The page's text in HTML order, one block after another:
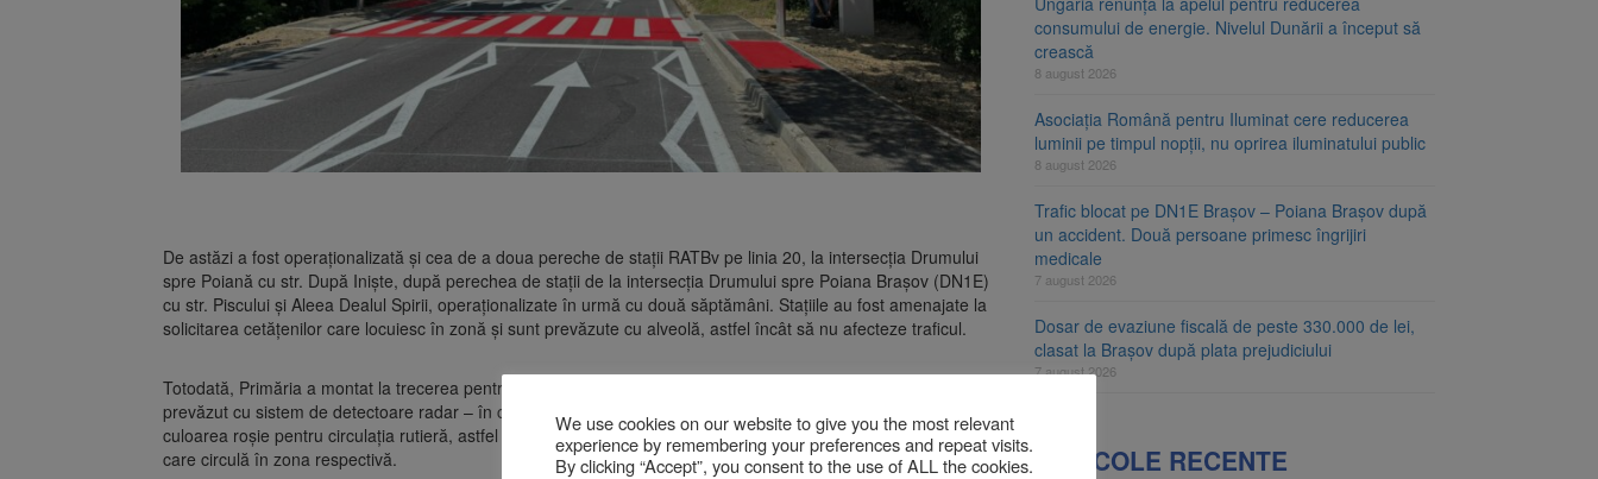
De astăzi a fost operaționalizată și cea de a doua pereche de stații RATBv pe linia 20, la intersecția Drumului
spre Poiană cu str. După Iniște, după perechea de stații de la intersecția Drumului spre Poiana Brașov (DN1E)
cu str. Piscului și Aleea Dealul Spirii, operaționalizate în urmă cu două săptămâni. Stațiile au fost amenajate la
solicitarea cetățenilor care locuiesc în zonă și sunt prevăzute cu alveolă, astfel încât să nu afecteze traficul.
Totodată, Primăria a montat la trecerea pentru pietoni din această zonă un sistem de semaforizare cu buton,
prevăzut cu sistem de detectoare radar – în cazul în care șoferii depășesc viteza legală, semaforul comută pe
culoarea roșie pentru circulația rutieră, astfel încât să tempereze viteza de circulație și să-i protejeze pe pietonii
care circulă în zona respectivă.
consumului de energie. Nivelul Dunării a început să
crească
8 august 2026
Asociația Română pentru Iluminat cere reducerea
luminii pe timpul nopții, nu oprirea iluminatului public
8 august 2026
Trafic blocat pe DN1E Brașov – Poiana Brașov după
un accident. Două persoane primesc îngrijiri
medicale
7 august 2026
Dosar de evaziune fiscală de peste 330.000 de lei,
clasat la Brașov după plata prejudiciului
7 august 2026
ARTICOLE RECENTE
We use cookies on our website to give you the most relevant
experience by remembering your preferences and repeat visits.
By clicking “Accept”, you consent to the use of ALL the cookies.